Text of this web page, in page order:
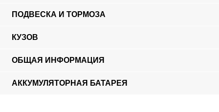
ПОДВЕСКА И ТОРМОЗА
КУЗОВ
ОБЩАЯ ИНФОРМАЦИЯ
АККУМУЛЯТОРНАЯ БАТАРЕЯ